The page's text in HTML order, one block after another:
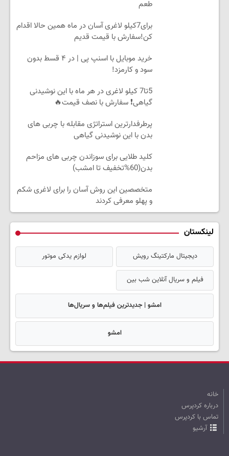
طعم
برای7کیلو لاغری آسان در ماه همین حالا اقدام
کن!سفارش با قیمت قدیم
خرید موبایل با اسنپ پی | در ۴ قسط بدون
سود و کارمزد!
5تا7 کیلو لاغری در هر ماه با این نوشیدنی
گیاهی❗ سفارش با نصف قیمت🔥
پرطرفدارترین استراتژی مقابله با چربی های
بدن با این نوشیدنی گیاهی
کلید طلایی برای سوزاندن چربی های مزاحم
بدن(60%تخفیف تا امشب)
متخصصین این روش آسان را برای لاغری شکم
و پهلو معرفی کردند
لینکستان
دیجیتال مارکتینگ رویش لوازم یدکی موتور
فیلم و سریال آنلاین شب بین
امشو | جدیدترین فیلم‌ها و سریال‌ها
امشو
خانه
درباره کردپرس
تماس با کردپرس
آرشیو